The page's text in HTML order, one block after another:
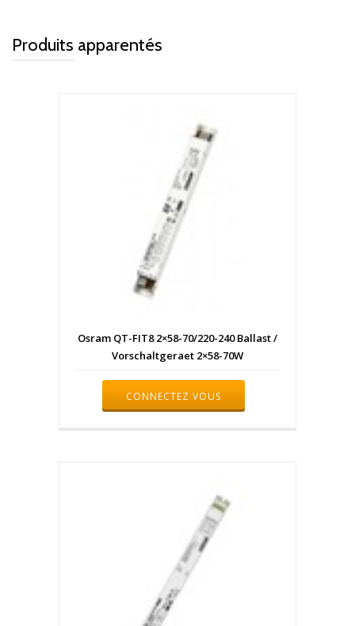
Produits apparentés
Osram QT-FIT8 2×58-70/220-240 Ballast /
Vorschaltgeraet 2×58-70W
CONNECTEZ VOUS